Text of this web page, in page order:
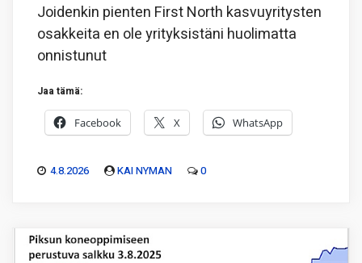
Joidenkin pienten First North kasvuyritysten
osakkeita en ole yrityksistäni huolimatta
onnistunut
Jaa tämä:
Facebook X WhatsApp
4.8.2026 KAI NYMAN 0